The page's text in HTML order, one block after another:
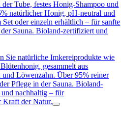
Tube, festes Honig-Shampoo und
natürlicher Honig, pH-neutral und
oder einzeln erhältlich – für sanfte
Sauna. Bioland-zertifiziert und
Sie natürliche Imkereiprodukte wie
gesammelt aus
und Löwenzahn. Über 95% reiner
Pflege in der Sauna. Bioland-
nachhaltig – für
Kraft der Natur.